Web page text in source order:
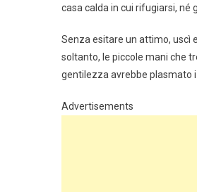
casa calda in cui rifugiarsi, né
Senza esitare un attimo, uscì
soltanto, le piccole mani che
gentilezza avrebbe plasmato i
Advertisements